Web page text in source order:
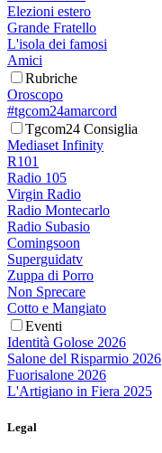
Elezioni estero
Grande Fratello
L'isola dei famosi
Amici
Rubriche
Oroscopo
#tgcom24amarcord
Tgcom24 Consiglia
Mediaset Infinity
R101
Radio 105
Virgin Radio
Radio Montecarlo
Radio Subasio
Comingsoon
Superguidatv
Zuppa di Porro
Non Sprecare
Cotto e Mangiato
Eventi
Identità Golose 2026
Salone del Risparmio 2026
Fuorisalone 2026
L'Artigiano in Fiera 2025
Legal